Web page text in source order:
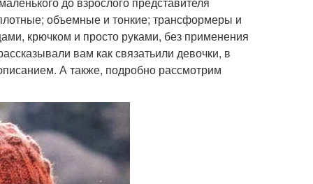
объемные и тонкие; трансформеры и
крючком и просто руками, без применения
вам как связатьили девочки, в
А также, подробно рассмотрим